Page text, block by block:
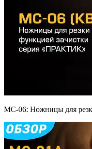
MC-06: Ножницы для